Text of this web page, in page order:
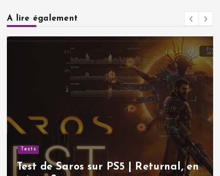
A lire également
Tests
Test de Saros sur PS5 | Returnal, en